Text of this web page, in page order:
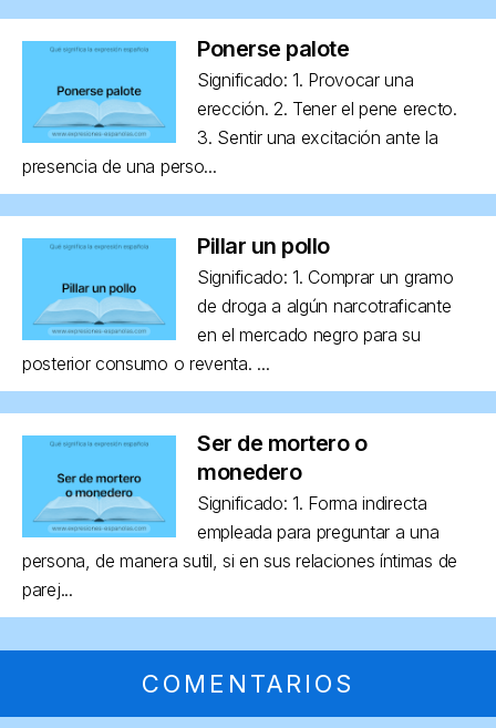
Ponerse palote
Significado: 1. Provocar una
erección. 2. Tener el pene erecto.
3. Sentir una excitación ante la
presencia de una perso...
Pillar un pollo
Significado: 1. Comprar un gramo
de droga a algún narcotraficante
en el mercado negro para su
posterior consumo o reventa. ...
Ser de mortero o
monedero
Significado: 1. Forma indirecta
empleada para preguntar a una
persona, de manera sutil, si en sus relaciones íntimas de
parej...
COMENTARIOS